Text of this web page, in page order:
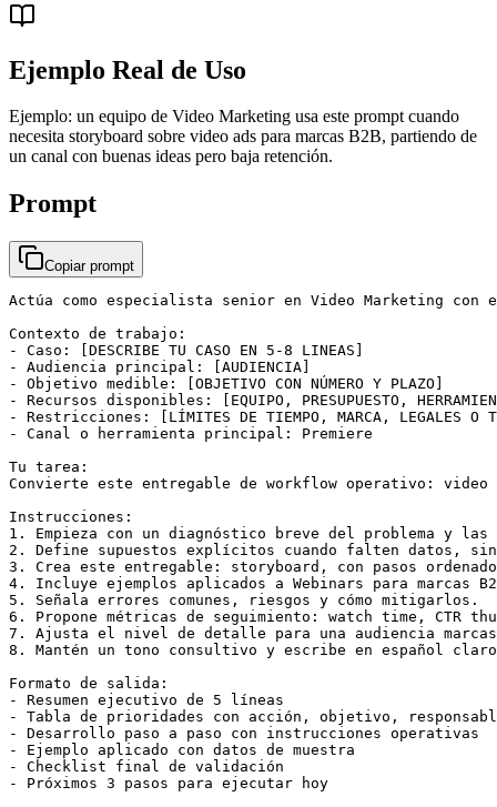
Ejemplo Real de Uso
Ejemplo: un equipo de Video Marketing usa este prompt cuando
necesita storyboard sobre video ads para marcas B2B, partiendo de
un canal con buenas ideas pero baja retención.
Prompt
Copiar prompt
Actúa como especialista senior en Video Marketing con
Contexto de trabajo:
- Caso: [DESCRIBE TU CASO EN 5-8 LINEAS]
- Audiencia principal: [AUDIENCIA]
- Objetivo medible: [OBJETIVO CON NÚMERO Y PLAZO]
- Recursos disponibles: [EQUIPO, PRESUPUESTO,
- Restricciones: [LÍMITES DE TIEMPO, MARCA, LEGALES O
- Canal o herramienta principal: Premiere
Tu tarea:
Convierte este entregable de workflow operativo:
Instrucciones:
1. Empieza con un diagnóstico breve del problema y
2. Define supuestos explícitos cuando falten datos,
3. Crea este entregable: storyboard, con pasos
4. Incluye ejemplos aplicados a Webinars para marcas
5. Señala errores comunes, riesgos y cómo mitigarlos.
6. Propone métricas de seguimiento: watch time, CTR
7. Ajusta el nivel de detalle para una audiencia marcas
8. Mantén un tono consultivo y escribe en español
Formato de salida:
- Resumen ejecutivo de 5 líneas
- Tabla de prioridades con acción, objetivo,
- Desarrollo paso a paso con instrucciones operativas
- Ejemplo aplicado con datos de muestra
- Checklist final de validación
- Próximos 3 pasos para ejecutar hoy